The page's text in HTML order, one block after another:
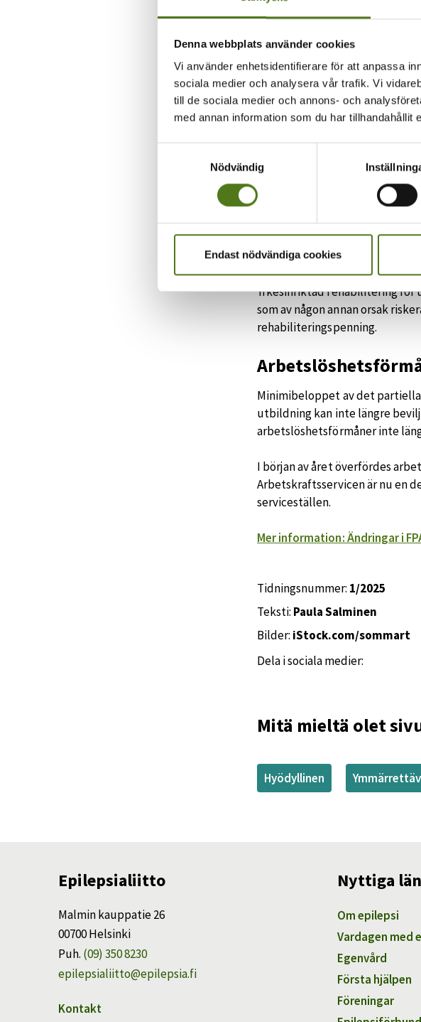
Denna webbplats använder cookies
Vi använder enhetsidentifierare för att anpassa
sociala medier och analysera vår trafik. Vi
till de sociala medier och annons- och
med annan information som du har
Nödvändig
Endast nödvändiga cookies
Full garantipension 986,30
Grundbelopp för
Grundbelopp för vårdbidrag
månad
Åtstramning av
Förmögenheten påverkar det
förmögenhet kommer att
FPA:s förmåner för
Den nedre åldersgränsen för
höjts från 16 år till 18 år.
Yrkesinriktad rehabilitering för
som av någon annan orsak
rehabiliteringspenning.
Minimibeloppet av det
utbildning kan inte längre
arbetslöshetsförmåner inte
I början av året överfördes
Arbetskraftsservicen är nu en
serviceställen.
Mer information: Ändringar i
Tidningsnummer: 1/2025
Teksti: Paula Salminen
Bilder: iStock.com/sommart
Dela i sociala medier:
Mitä mieltä olet
Hyödyllinen
Epilepsialiitto
Malmin kauppatie 26
00700 Helsinki
Puh. (09) 350 8230
epilepsialiitto@epilepsia.fi
Kontakt
Nyttiga
Om epilepsi
Vardagen med
Egenvård
Första hjälpen
Föreningar